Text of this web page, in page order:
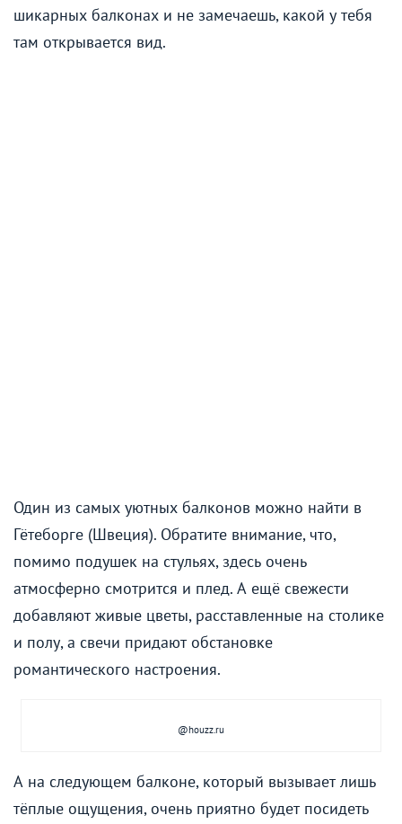
шикарных балконах и не замечаешь, какой у тебя
там открывается вид.
Один из самых уютных балконов можно найти в
Гётеборге (Швеция). Обратите внимание, что,
помимо подушек на стульях, здесь очень
атмосферно смотрится и плед. А ещё свежести
добавляют живые цветы, расставленные на столике
и полу, а свечи придают обстановке
романтического настроения.
@houzz.ru
А на следующем балконе, который вызывает лишь
тёплые ощущения, очень приятно будет посидеть